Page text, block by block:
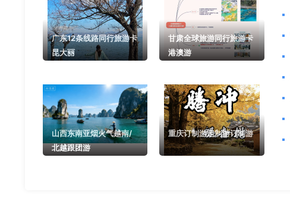
广东12条线路同行旅游卡
昆大丽
甘肃全球旅游同行旅游卡
港澳游
山西东南亚烟火气越南/
北越跟团游
重庆订制游定制游订制游